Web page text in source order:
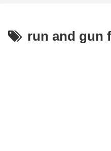
run and gun